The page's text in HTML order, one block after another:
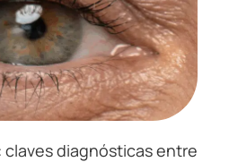
diagnósticas entre